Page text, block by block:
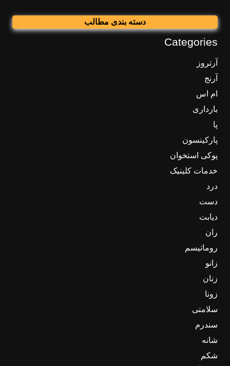
دسته بندی مطالب
Categories
آرتروز
آرنج
ام اس
بارداری
پا
پارکینسون
پوکی استخوان
خدمات کلینیک
درد
دست
دیابت
ران
روماتیسم
زانو
زنان
زونا
سلامتی
سندرم
شانه
شکم